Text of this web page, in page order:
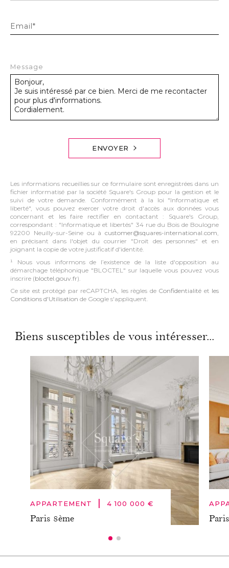
Email*
Message
ENVOYER
Les informations recueillies sur ce formulaire sont enregistrées dans un
fichier informatisé par la société Square's Group pour la gestion et le
suivi de votre demande. Conformément à la loi "Informatique et
liberté", vous pouvez exercer votre droit d'accès aux données vous
concernant et les faire rectifier en contactant : Square's Group,
correspondant : "Informatique et libertés" 34 rue du Bois de Boulogne
92200 Neuilly-sur-Seine ou à customer@squares-international.com,
en précisant dans l'objet du courrier "Droit des personnes" et en
joignant la copie de votre justificatif d'identité.
¹ Nous vous informons de l’existence de la liste d'opposition au
démarchage téléphonique "BLOCTEL" sur laquelle vous pouvez vous
inscrire (bloctel.gouv.fr).
Ce site est protégé par reCAPTCHA, les règles de Confidentialité et les
Conditions d'Utilisation de Google s'appliquent.
Biens susceptibles de vous intéresser...
APPARTEMENT 4 100 000 €
Paris 8ème